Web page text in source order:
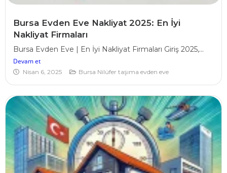
Bursa Evden Eve Nakliyat 2025: En İyi
Nakliyat Firmaları
Bursa Evden Eve | En İyi Nakliyat Firmaları Giriş 2025,...
Devam et
Nisan 6, 2025 Bursa Nilüfer taşıma evden eve